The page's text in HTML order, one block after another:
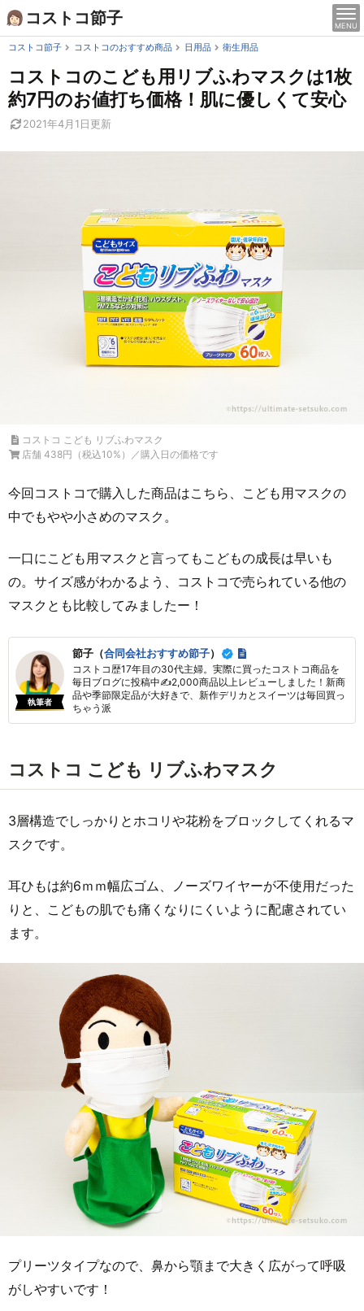
Skip
to
content
コストコ節子 MENU
コストコ節子 コストコのおすすめ商品 日用品 衛生用品
コストコのこども用リブふわマスクは1枚
約7円のお値打ち価格！肌に優しくて安心
2021年4月1日更新
コストコ こども リブふわマスク
店舗 438円（税込10%）／購入日の価格です
今回コストコで購入した商品はこちら、こども用マスクの
中でもやや小さめのマスク。
一口にこども用マスクと言ってもこどもの成長は早いも
の。サイズ感がわかるよう、コストコで売られている他の
マスクとも比較してみましたー！
執筆者
節子（合同会社おすすめ節子）
コストコ歴17年目の30代主婦。実際に買ったコストコ商品を
毎日ブログに投稿中✍2,000商品以上レビューしました！新商
品や季節限定品が大好きで、新作デリカとスイーツは毎回買っ
ちゃう派
コストコ こども リブふわマスク
3層構造でしっかりとホコリや花粉をブロックしてくれるマ
スクです。
耳ひもは約6ｍｍ幅広ゴム、ノーズワイヤーが不使用だった
りと、こどもの肌でも痛くなりにくいように配慮されてい
ます。
プリーツタイプなので、鼻から顎まで大きく広がって呼吸
がしやすいです！